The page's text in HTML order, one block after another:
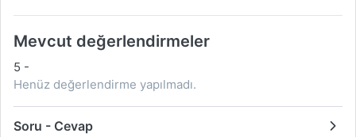
Mevcut değerlendirmeler
5 -
Henüz değerlendirme yapılmadı.
Soru - Cevap